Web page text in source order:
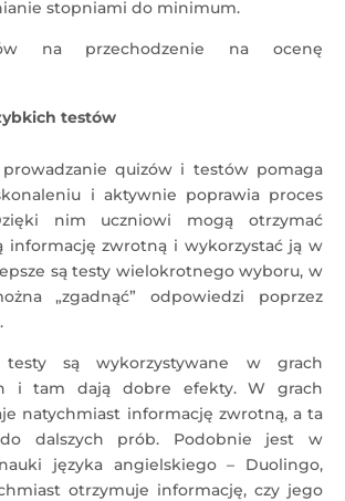
stopniami do minimum.
na przechodzenie na ocenę
testów
quizów i testów pomaga
i aktywnie poprawia proces
nim uczniowi mogą otrzymać
informację zwrotną i wykorzystać ją w
są testy wielokrotnego wyboru, w
„zgadnąć” odpowiedzi poprzez
testy są wykorzystywane w grach
i tam dają dobre efekty. W grach
natychmiast informację zwrotną, a ta
dalszych prób. Podobnie jest w
języka angielskiego – Duolingo,
otrzymuje informację, czy jego